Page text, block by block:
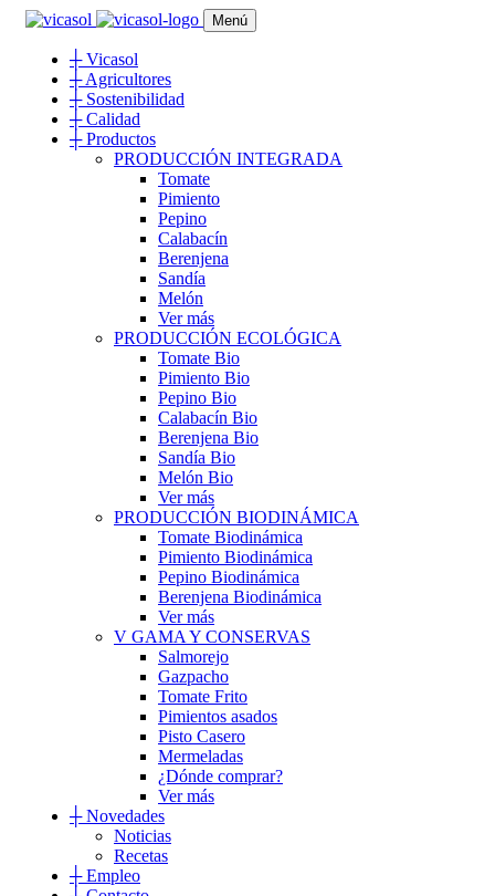
Menú
┼Vicasol
┼Agricultores
┼Sostenibilidad
┼Calidad
┼Productos
PRODUCCIÓN INTEGRADA
Tomate
Pimiento
Pepino
Calabacín
Berenjena
Sandía
Melón
Ver más
PRODUCCIÓN ECOLÓGICA
Tomate Bio
Pimiento Bio
Pepino Bio
Calabacín Bio
Berenjena Bio
Sandía Bio
Melón Bio
Ver más
PRODUCCIÓN BIODINÁMICA
Tomate Biodinámica
Pimiento Biodinámica
Pepino Biodinámica
Berenjena Biodinámica
Ver más
V GAMA Y CONSERVAS
Salmorejo
Gazpacho
Tomate Frito
Pimientos asados
Pisto Casero
Mermeladas
¿Dónde comprar?
Ver más
┼Novedades
Noticias
Recetas
┼Empleo